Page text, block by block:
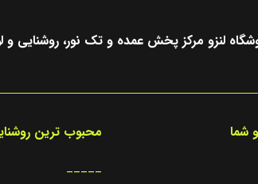
لنزو مرکز پخش عمده و تک نور، روشنایی و
شما
محبوب ترین
_____